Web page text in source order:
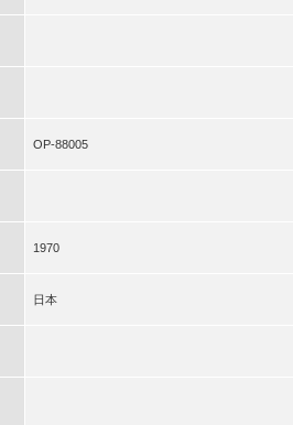
OP-88005
1970
日本